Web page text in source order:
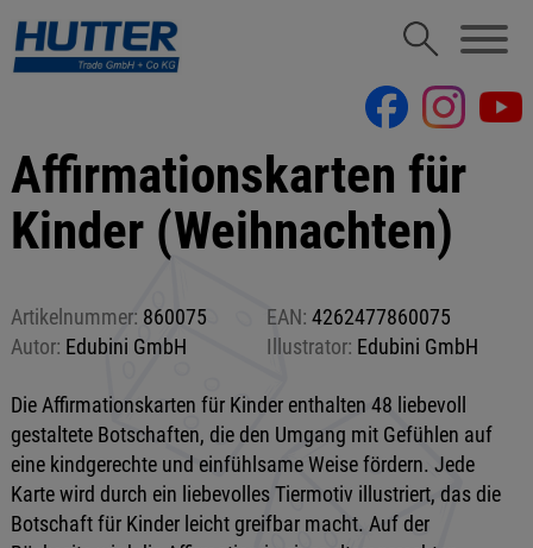
Affirmationskarten für
Kinder (Weihnachten)
Artikelnummer: 860075 EAN: 4262477860075
Autor: Edubini GmbH Illustrator: Edubini GmbH
Die Affirmationskarten für Kinder enthalten 48 liebevoll
gestaltete Botschaften, die den Umgang mit Gefühlen auf
eine kindgerechte und einfühlsame Weise fördern. Jede
Karte wird durch ein liebevolles Tiermotiv illustriert, das die
Botschaft für Kinder leicht greifbar macht. Auf der